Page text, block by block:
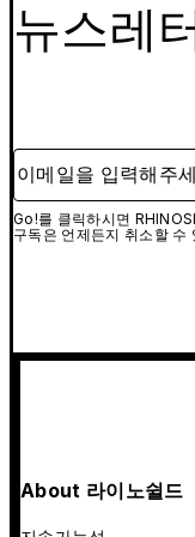
뉴스레
이메일을 입력해주세
Go!를 클릭하시면
구독은 언제든지 취소할
About 라이노쉴드